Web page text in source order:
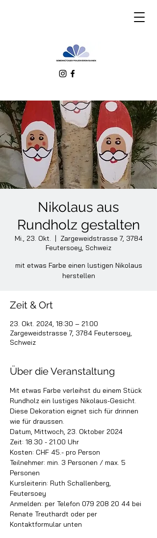
Nikolaus aus
Rundholz gestalten
Mi., 23. Okt.
  |
Zargeweidstrasse 7, 3784
Feutersoey, Schweiz
mit etwas Farbe einen lustigen Nikolaus
herstellen
Zeit & Ort
23. Okt. 2024, 18:30 – 21:00
Zargeweidstrasse 7, 3784 Feutersoey,
Schweiz
Über die Veranstaltung
Mit etwas Farbe verleihst du einem Stück
Rundholz ein lustiges Nikolaus-Gesicht.
Diese Dekoration eignet sich für drinnen
wie für draussen.
Datum, Mittwoch, 23. Oktober 2024
Zeit: 18.30 - 21.00 Uhr
Kosten: CHF 45.- pro Person
Teilnehmer: min. 3 Personen / max. 5
Personen
Kursleiterin: Ruth Schallenberg,
Feutersoey
Anmelden: per Telefon 079 208 20 44 bei
Renate Treuthardt oder per
Kontaktformular unten